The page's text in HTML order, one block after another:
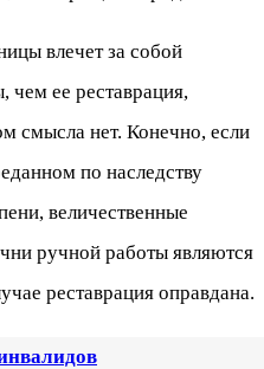
влечет за собой
чем ее реставрация,
смысла нет. Конечно, если
по наследству
величественные
ручной работы являются
реставрация оправдана.